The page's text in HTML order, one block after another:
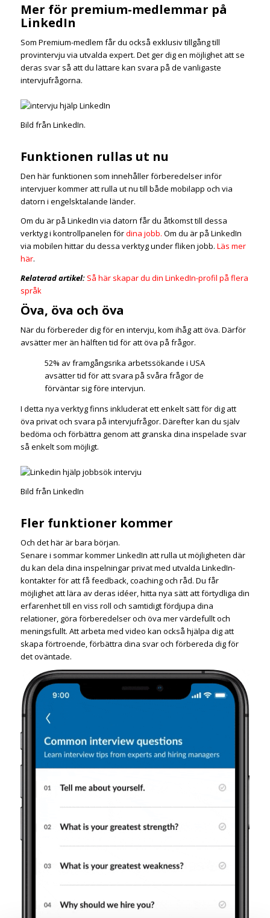
Mer för premium-medlemmar på
LinkedIn
Som Premium-medlem får du också exklusiv tillgång till
provintervju via utvalda expert. Det ger dig en möjlighet att se
deras svar så att du lättare kan svara på de vanligaste
intervjufrågorna.
Bild från LinkedIn.
Funktionen rullas ut nu
Den här funktionen som innehåller förberedelser inför
intervjuer kommer att rulla ut nu till både mobilapp och via
datorn i engelsktalande länder.
Om du är på LinkedIn via datorn får du åtkomst till dessa
verktyg i kontrollpanelen fördina jobb. Om du är på LinkedIn
via mobilen hittar du dessa verktyg under fliken jobb. Läs mer
här.
Relaterad artikel: Så här skapar du din LinkedIn-profil på flera
språk
Öva, öva och öva
När du förbereder dig för en intervju, kom ihåg att öva. Därför
avsätter mer än hälften tid för att öva på frågor.
52% av framgångsrika arbetssökande i USA
avsätter tid för att svara på svåra frågor de
förväntar sig före intervjun.
I detta nya verktyg finns inkluderat ett enkelt sätt för dig att
öva privat och svara på intervjufrågor. Därefter kan du själv
bedöma och förbättra genom att granska dina inspelade svar
så enkelt som möjligt.
Bild från LinkedIn
Fler funktioner kommer
Och det här är bara början.
Senare i sommar kommer LinkedIn att rulla ut möjligheten där
du kan dela dina inspelningar privat med utvalda LinkedIn-
kontakter för att få feedback, coaching och råd. Du får
möjlighet att lära av deras idéer, hitta nya sätt att förtydliga din
erfarenhet till en viss roll och samtidigt fördjupa dina
relationer, göra förberedelser och öva mer värdefullt och
meningsfullt. Att arbeta med video kan också hjälpa dig att
skapa förtroende, förbättra dina svar och förbereda dig för
det oväntade.